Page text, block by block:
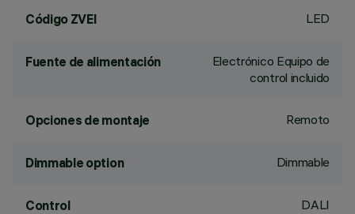
Código ZVEI LED
Fuente de alimentación
Electrónico Equipo de
control incluido
Opciones de montaje Remoto
Dimmable option Dimmable
Control DALI